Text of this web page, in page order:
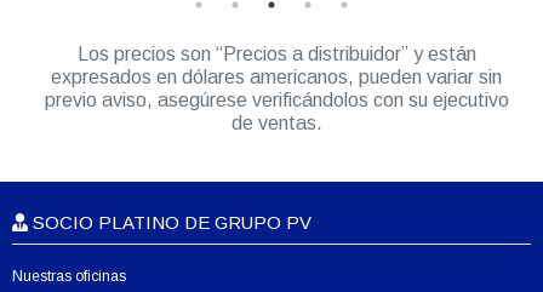
Los precios son “Precios a distribuidor” y están
expresados en dólares americanos, pueden variar sin
previo aviso, asegúrese verificándolos con su ejecutivo
de ventas.
SOCIO PLATINO DE GRUPO PV
Nuestras oficinas